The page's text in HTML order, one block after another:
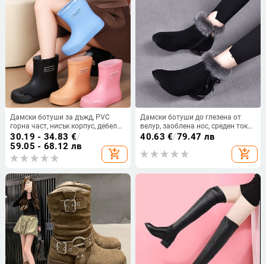
Дамски ботуши за дъжд, PVC
горна част, нисък корпус, дебела
подметка, нисък ток 1–3 см
30.19 - 34.83 €/
59.05 - 68.12 лв
add_shopping_cart
Дамски ботуши до глезена от
велур, заоблена нос, среден ток
3–5 см, пухена подплата,
40.63 €/79.47 лв
add_shopping_cart